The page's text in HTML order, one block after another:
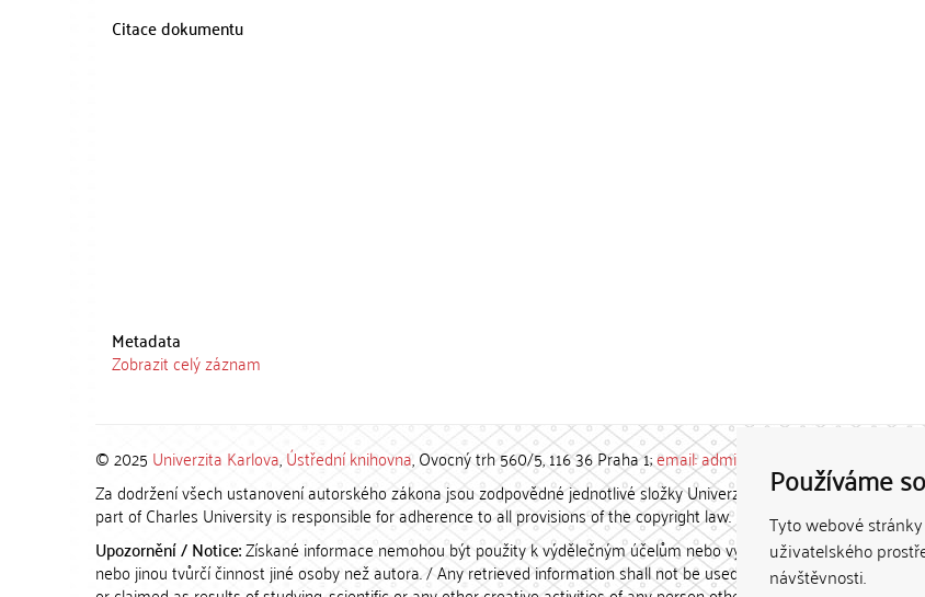
Používáme
Tyto webové
uživatelského
návštěvnosti.
Citace dokumentu
Metadata
Zobrazit celý záznam
© 2025 Univerzita Karlova,Ústřední knihovna, Ovocný trh 560/5, 116 36 Praha 1;email: admin-repozitar [at] cuni.cz
Za dodržení všech ustanovení autorského zákona jsou zodpovědné jednotlivé složky Univerzity Karlovy. / Each
part of Charles University is responsible for adherence to all provisions of the copyright law.
Upozornění / Notice:Získané informace nemohou být použity k výdělečným účelům nebo vydávány za studijní,
nebo jinou tvůrčí činnost jiné osoby než autora. / Any retrieved information shall not be used for any commercial